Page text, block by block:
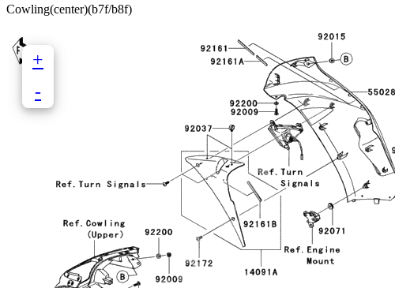
Cowling(center)(b7f/b8f)
+
-